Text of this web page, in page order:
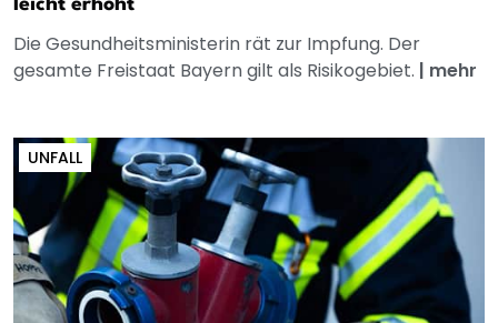
leicht erhöht
Die Gesundheitsministerin rät zur Impfung. Der
gesamte Freistaat Bayern gilt als Risikogebiet. | mehr
UNFALL